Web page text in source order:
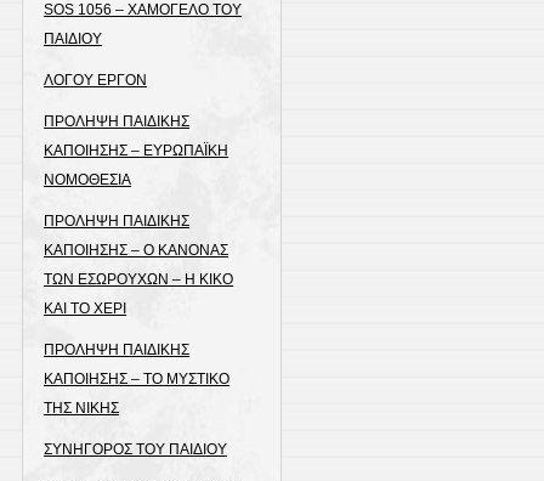
SOS 1056 – ΧΑΜΟΓΕΛΟ ΤΟΥ
ΠΑΙΔΙΟΥ
ΛΟΓΟΥ ΕΡΓΟΝ
ΠΡΟΛΗΨΗ ΠΑΙΔΙΚΗΣ
ΚΑΠΟΙΗΣΗΣ – ΕΥΡΩΠΑΪΚΗ
ΝΟΜΟΘΕΣΙΑ
ΠΡΟΛΗΨΗ ΠΑΙΔΙΚΗΣ
ΚΑΠΟΙΗΣΗΣ – Ο ΚΑΝΟΝΑΣ
ΤΩΝ ΕΣΩΡΟΥΧΩΝ – Η ΚΙΚΟ
ΚΑΙ ΤΟ ΧΕΡΙ
ΠΡΟΛΗΨΗ ΠΑΙΔΙΚΗΣ
ΚΑΠΟΙΗΣΗΣ – ΤΟ ΜΥΣΤΙΚΟ
ΤΗΣ ΝΙΚΗΣ
ΣΥΝΗΓΟΡΟΣ ΤΟΥ ΠΑΙΔΙΟΥ